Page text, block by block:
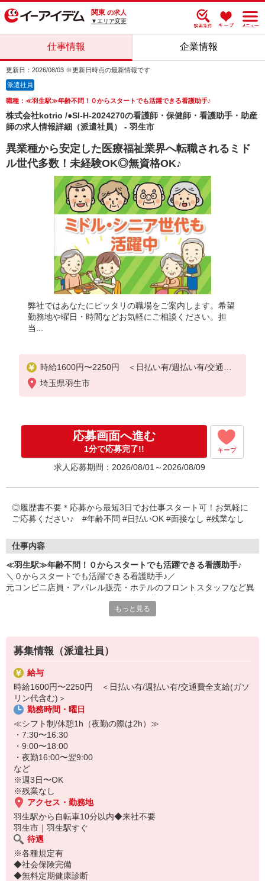
関東 の求人
▼エリア変更
仕事情報 企業情報
更新日：2026/08/03 ※更新日時点の最新情報です
派遣社員
職種：≪羽生駅≫年齢不問！０からスタートでも活躍できる看護助手♪
株式会社kotrio /●SI-H-2024270の看護師・保健師・看護助手・助産
師の求人情報詳細（派遣社員） - 羽生市
異業種から安定した医療福祉業界へ転職されるミド
ル世代多数！未経験OK◎無資格OK♪
弊社ではあなたにピッタリの職場をご案内します。希望
勤務地や曜日・時間などお気軽にご相談ください。担
当...
時給1600円〜2250円 ＜日払い有/週払い有/交通費
全支給(ガソリン代含む)＞
埼玉県羽生市
応募画面へ進む
1分で応募完了!! キープ
求人応募期間：2026/08/01～2026/08/09
◎履歴書不要＊応募から最短3日でお仕事スタート可！お気軽に
ご応募ください♪ #年齢不問 #日払いOK #面接なし #残業なし
仕事内容
≪羽生駅≫年齢不問！０からスタートでも活躍できる看護助手♪
＼０からスタートでも活躍できる看護助手♪／
元コンビニ店員・アパレル販売・ホテルのフロントスタッフなど異
＊シーツ交換
＊患者さんの誘導
＊入浴や食事などの介助 など
環境、待遇どちらも良好◎
病院勤務が初めての方の定着率も高め☆
お試し2ヶ月〜の勤務も大歓迎です♪
もっと見る
募集情報（派遣社員）
給与
時給1600円〜2250円 ＜日払い有/週払い有/交通費全支給(ガソ
リン代含む)＞
勤務時間・曜日
≪シフト制/休憩1h（夜勤の際は2h）≫
・7:30〜16:30
・9:00〜18:00
・夜勤16:00〜翌9:00
など
※週3日〜OK
※残業なし
アクセス・勤務地
羽生駅から自転車10分以内◆来社不要
羽生市｜羽生駅すぐ
待遇
※各種規定有
◆社会保険完備
◆無料定期健康診断